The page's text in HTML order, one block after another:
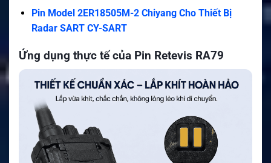
Pin Model 2ER18505M-2 Chiyang Cho Thiết Bị
Radar SART CY-SART
Ứng dụng thực tế của Pin Retevis RA79